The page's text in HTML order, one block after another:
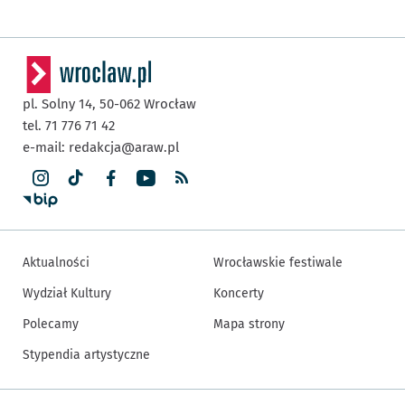
pl. Solny 14, 50-062 Wrocław
tel. 71 776 71 42
e-mail: redakcja@araw.pl
Aktualności
Wydział Kultury
Polecamy
Stypendia artystyczne
Wrocławskie festiwale
Koncerty
Mapa strony